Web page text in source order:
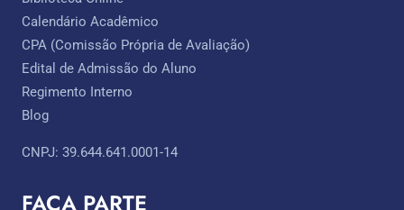
Calendário Acadêmico
CPA (Comissão Própria de Avaliação)
Edital de Admissão do Aluno
Regimento Interno
Blog
CNPJ: 39.644.641.0001-14
FAÇA PARTE